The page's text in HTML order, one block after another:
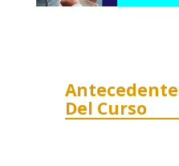
Del Curso